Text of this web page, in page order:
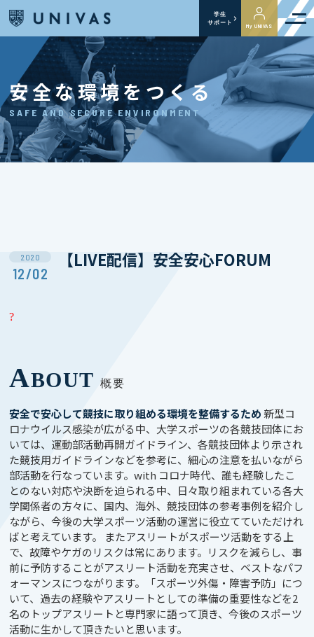
学生
サポート
My UNIVAS
安全な環境をつくる
SAFE AND SECURE ENVIRONMENT
2020
12/02
【LIVE配信】安全安心FORUM
?
ABOUT概要
安全で安心して競技に取り組める環境を整備するため 新型コ
ロナウイルス感染が広がる中、大学スポーツの各競技団体にお
いては、運動部活動再開ガイドライン、各競技団体より示され
た競技用ガイドラインなどを参考に、細心の注意を払いながら
部活動を行なっています。with コロナ時代、誰も経験したこ
とのない対応や決断を迫られる中、日々取り組まれている各大
学関係者の方々に、国内、海外、競技団体の参考事例を紹介し
ながら、今後の大学スポーツ活動の運営に役立てていただけれ
ばと考えています。 またアスリートがスポーツ活動をする上
で、故障やケガのリスクは常にあります。リスクを減らし、事
前に予防することがアスリート活動を充実させ、ベストなパフ
ォーマンスにつながります。「スポーツ外傷・障害予防」につ
いて、過去の経験やアスリートとしての準備の重要性などを2
名のトップアスリートと専門家に語って頂き、今後のスポーツ
活動に生かして頂きたいと思います。